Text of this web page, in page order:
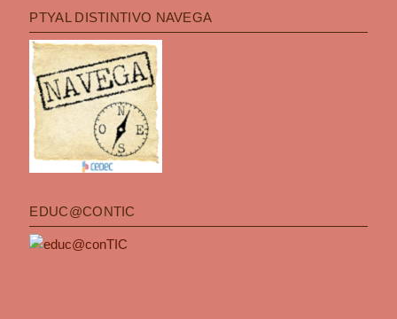
PTYAL DISTINTIVO NAVEGA
EDUC@CONTIC